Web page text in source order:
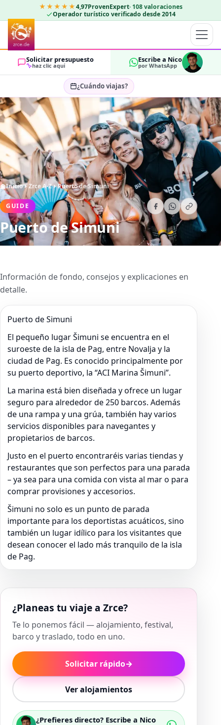
★★★★★4,97ProvenExpert· 108 valoraciones
Operador turístico verificado desde 2014
Solicitar presupuesto
haz clic aquí
Escribe a Nico
por WhatsApp
¿Cuándo viajas?
Seleccionar fechas…
HUÉSPEDES
2 OK
Inicio Zrce A-Z Puerto de Simuni
GUIDE
Puerto de Simuni
Información de fondo, consejos y explicaciones en
detalle.
Puerto de Simuni
El pequeño lugar Šimuni se encuentra en el
suroeste de la isla de Pag, entre Novalja y la
ciudad de Pag. Es conocido principalmente por
su puerto deportivo, la “ACI Marina Šimuni”.
La marina está bien diseñada y ofrece un lugar
seguro para alrededor de 250 barcos. Además
de una rampa y una grúa, también hay varios
servicios disponibles para navegantes y
propietarios de barcos.
Justo en el puerto encontraréis varias tiendas y
restaurantes que son perfectos para una parada
– ya sea para una comida con vista al mar o para
comprar provisiones y accesorios.
Šimuni no solo es un punto de parada
importante para los deportistas acuáticos, sino
también un lugar idílico para los visitantes que
desean conocer el lado más tranquilo de la isla
de Pag.
¿Planeas tu viaje a Zrce?
Te lo ponemos fácil — alojamiento, festival,
barco y traslado, todo en uno.
Solicitar rápido→
Ver alojamientos
¿Prefieres directo? Escribe a Nico